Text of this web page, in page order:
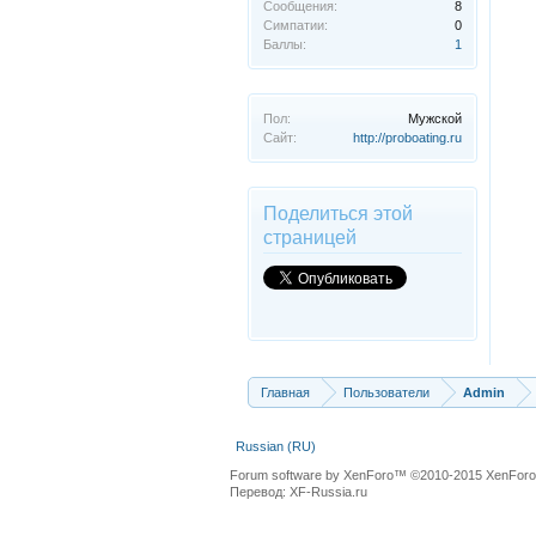
Сообщения:
8
Симпатии:
0
Баллы:
1
Пол:
Мужской
Сайт:
http://proboating.ru
Поделиться этой
страницей
Главная Пользователи Admin
Russian (RU)
Forum software by XenForo™ ©2010-2015
Перевод: XF-Russia.ru